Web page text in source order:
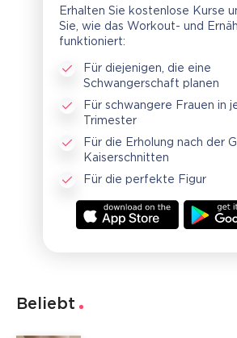
Erhalten Sie kostenlose Kurse
Sie, wie das Workout- und
funktioniert:
Für diejenigen, die eine
Schwangerschaft planen
Für schwangere Frauen in
Trimester
Für die Erholung nach der
Kaiserschnitten
Für die perfekte Figur
Beliebt